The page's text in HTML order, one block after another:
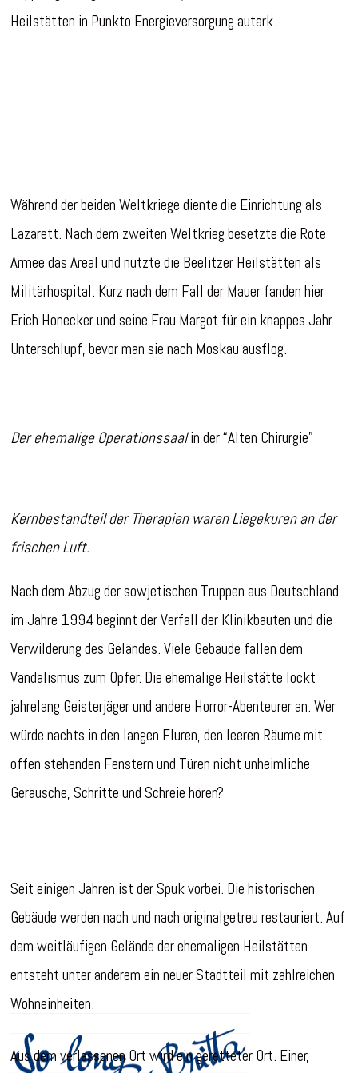
Heilstätten in Punkto Energieversorgung autark.
Während der beiden Weltkriege diente die Einrichtung als
Lazarett. Nach dem zweiten Weltkrieg besetzte die Rote
Armee das Areal und nutzte die Beelitzer Heilstätten als
Militärhospital. Kurz nach dem Fall der Mauer fanden hier
Erich Honecker und seine Frau Margot für ein knappes Jahr
Unterschlupf, bevor man sie nach Moskau ausflog.
Der ehemalige Operationssaalin der “Alten Chirurgie”
Kernbestandteil der Therapien waren Liegekuren an der
frischen Luft.
Nach dem Abzug der sowjetischen Truppen aus Deutschland
im Jahre 1994 beginnt der Verfall der Klinikbauten und die
Verwilderung des Geländes. Viele Gebäude fallen dem
Vandalismus zum Opfer. Die ehemalige Heilstätte lockt
jahrelang Geisterjäger und andere Horror-Abenteurer an. Wer
würde nachts in den langen Fluren, den leeren Räume mit
offen stehenden Fenstern und Türen nicht unheimliche
Geräusche, Schritte und Schreie hören?
Seit einigen Jahren ist der Spuk vorbei. Die historischen
Gebäude werden nach und nach originalgetreu restauriert. Auf
dem weitläufigen Gelände der ehemaligen Heilstätten
entsteht unter anderem ein neuer Stadtteil mit zahlreichen
Wohneinheiten.
Aus dem verlassenen Ort wird ein geretteter Ort. Einer,